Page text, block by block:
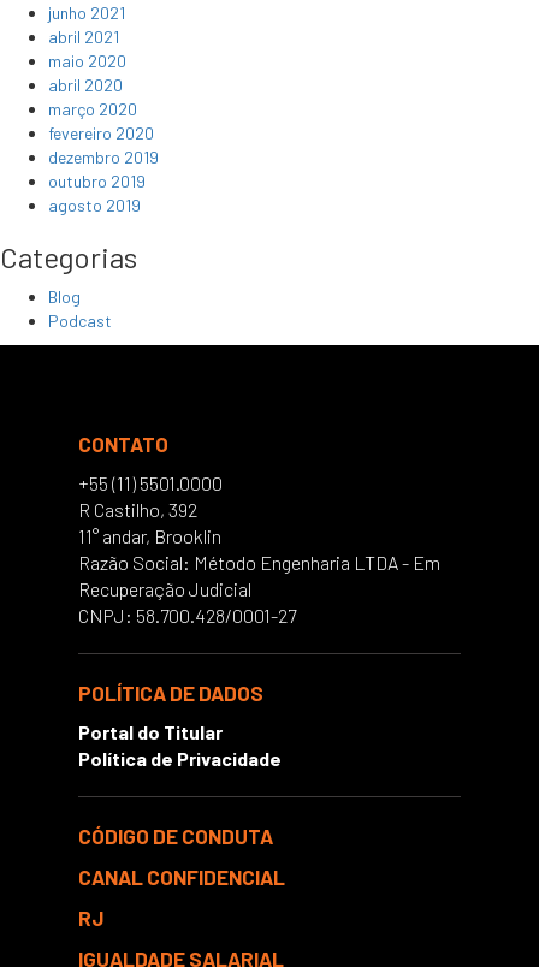
junho 2021
abril 2021
maio 2020
abril 2020
março 2020
fevereiro 2020
dezembro 2019
outubro 2019
agosto 2019
Categorias
Blog
Podcast
CONTATO
+55 (11) 5501.0000
R Castilho, 392
11° andar, Brooklin
Razão Social: Método Engenharia LTDA - Em
Recuperação Judicial
CNPJ: 58.700.428/0001-27
POLÍTICA DE DADOS
Portal do Titular
Política de Privacidade
CÓDIGO DE CONDUTA
CANAL CONFIDENCIAL
RJ
IGUALDADE SALARIAL